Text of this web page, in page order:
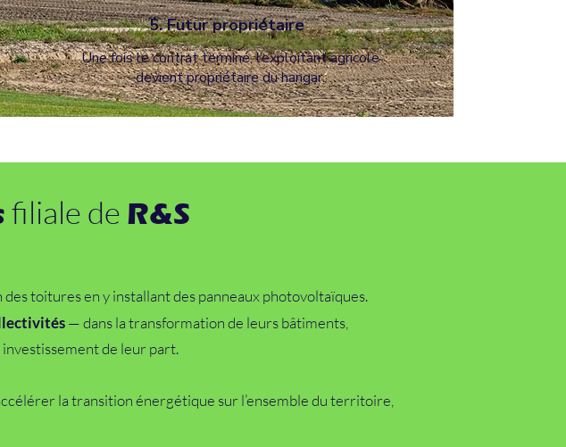
Une fois le contrat terminé, l’exploitant agricole
devient propriétaire du hangar.
5. Futur propriétaire
filiale de R&S
des toitures en y installant des panneaux photovoltaïques.
— dans la transformation de leurs bâtiments,
de leur part.
la transition énergétique sur l’ensemble du territoire,